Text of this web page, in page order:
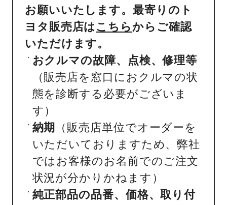
お願いいたします。最寄りのト
ヨタ販売店はこちら からご確認
いただけます。
おクルマの故障、点検、修理等
（販売店を窓口におクルマの状
態を診断する必要がございま
す）
納期
（販売店単位でオーダーを
いただいておりますため、弊社
ではお客様のお名前でのご注文
状況が分かりかねます）
純正部品の品番、価格、取り付